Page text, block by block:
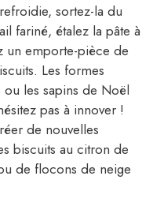
sortez-la du
fariné, étalez la pâte à
un emporte-pièce de
Les formes
les sapins de Noël
pas à innover !
de nouvelles
biscuits au citron de
de flocons de neige